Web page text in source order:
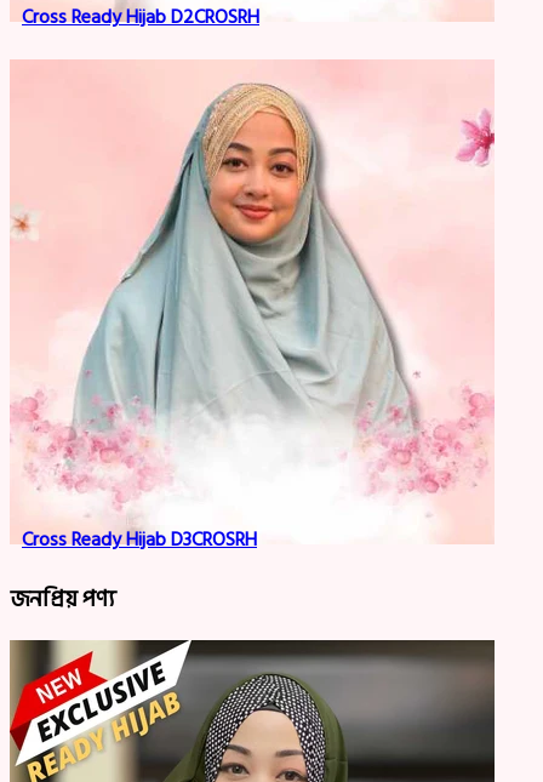
Cross Ready Hijab D2CROSRH
Cross Ready Hijab D3CROSRH
জনপ্রিয় পণ্য